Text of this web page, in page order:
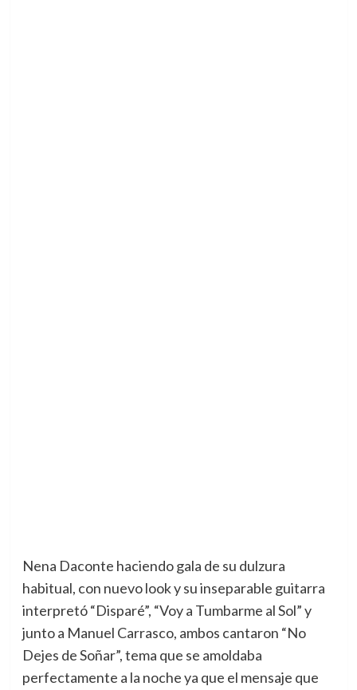
Nena Daconte haciendo gala de su dulzura
habitual, con nuevo look y su inseparable guitarra
interpretó “Disparé”, “Voy a Tumbarme al Sol” y
junto a Manuel Carrasco, ambos cantaron “No
Dejes de Soñar”, tema que se amoldaba
perfectamente a la noche ya que el mensaje que